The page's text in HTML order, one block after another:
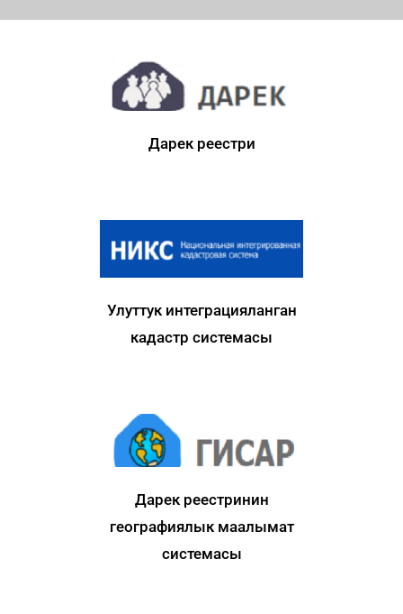
Дарек реестри
Улуттук интеграцияланган
кадастр системасы
Дарек реестринин
географиялык маалымат
системасы